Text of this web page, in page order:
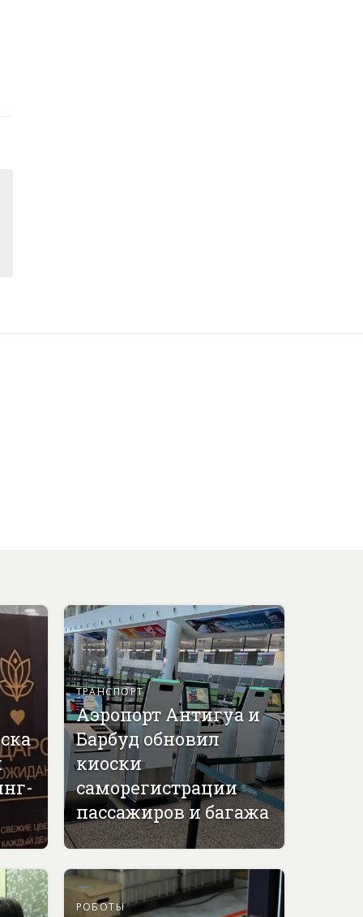
ТРАНСПОРТ
Аэропорт Антигуа и
Барбуд обновил
киоски
саморегистрации
пассажиров и багажа
РОБОТЫ